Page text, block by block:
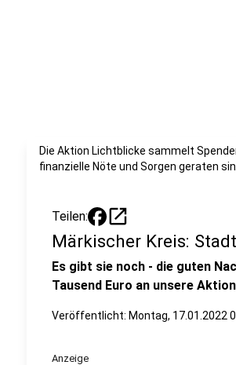
Die Aktion Lichtblicke sammelt
finanzielle Nöte und Sorgen geraten
Teilen: open_in_new
Märkischer Kreis:
Es gibt sie noch - die guten
Tausend Euro an unsere
Veröffentlicht: Montag, 17.01.2022
Anzeige